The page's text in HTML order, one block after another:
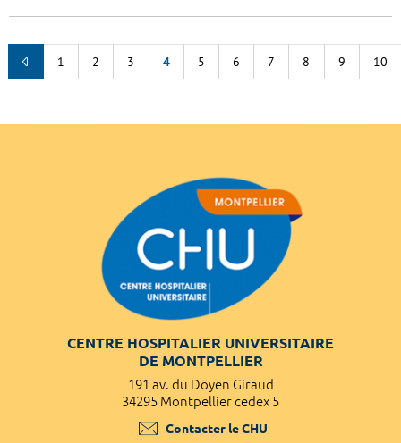
1 2 3 4 5 6 7 8 9 10
CENTRE HOSPITALIER UNIVERSITAIRE
DE MONTPELLIER
191 av. du Doyen Giraud
34295 Montpellier cedex 5
Contacter le CHU